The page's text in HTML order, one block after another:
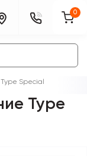
0
Special
Type